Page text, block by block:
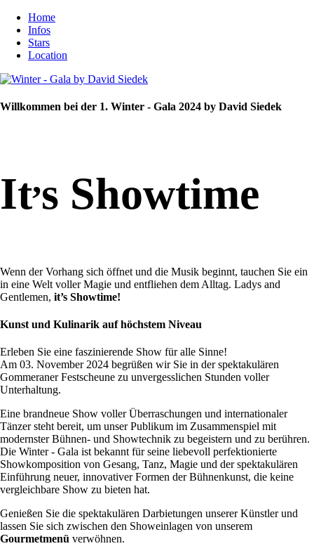
Home
Infos
Stars
Location
Willkommen bei der 1. Winter - Gala 2024 by David Siedek
It,s Showtime
Wenn der Vorhang sich öffnet und die Musik beginnt, tauchen Sie ein
in eine Welt voller Magie und entfliehen dem Alltag. Ladys and
Gentlemen, it’s Showtime!
Kunst und Kulinarik auf höchstem Niveau
Erleben Sie eine faszinierende Show für alle Sinne!
Am 03. November 2024 begrüßen wir Sie in der spektakulären
Gommeraner Festscheune zu unvergesslichen Stunden voller
Unterhaltung.
Eine brandneue Show voller Überraschungen und internationaler
Tänzer steht bereit, um unser Publikum im Zusammenspiel mit
modernster Bühnen- und Showtechnik zu begeistern und zu berühren.
Die Winter - Gala ist bekannt für seine liebevoll perfektionierte
Showkomposition von Gesang, Tanz, Magie und der spektakulären
Einführung neuer, innovativer Formen der Bühnenkunst, die keine
vergleichbare Show zu bieten hat.
Genießen Sie die spektakulären Darbietungen unserer Künstler und
lassen Sie sich zwischen den Showeinlagen von unserem
Gourmetmenü verwöhnen.